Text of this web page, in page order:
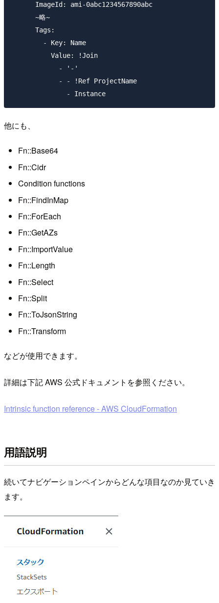
      ImageId: ami-0abc1234567890abc
      ~略~
      Tags:
        - Key: Name
          Value: !Join
            - '-'
            - - !Ref ProjectName
他にも、
Fn::Base64
Fn::Cidr
Condition functions
Fn::FindInMap
Fn::ForEach
Fn::GetAZs
Fn::ImportValue
Fn::Length
Fn::Select
Fn::Split
Fn::ToJsonString
Fn::Transform
などが使用できます。
詳細は下記 AWS 公式ドキュメントを参照ください。
Intrinsic function reference - AWS CloudFormation
用語説明
続いてナビゲーションペインからどんな項目なのか見ていき
ます。